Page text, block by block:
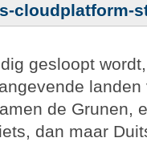
cloudplatform-
gesloopt
de Grunen,
dan maar